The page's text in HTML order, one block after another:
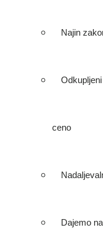
Najin
ceno
Dajemo